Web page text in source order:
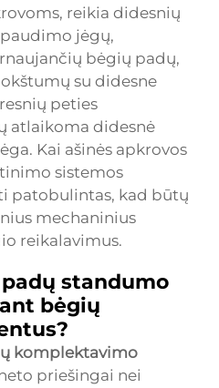
reikia didesnių
jėgų,
bėgių padų,
su didesne
peties
atlaikoma didesnė
Kai ašinės apkrovos
sistemos
patobulintas, kad būtų
mechaninius
reikalavimus.
standumo
bėgių
komplektavimo
priešingai nei